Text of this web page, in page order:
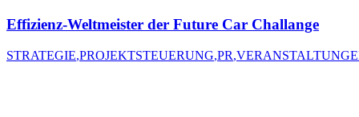
Effizienz-Weltmeister der Future Car Challange
STRATEGIE,PROJEKTSTEUERUNG,PR,